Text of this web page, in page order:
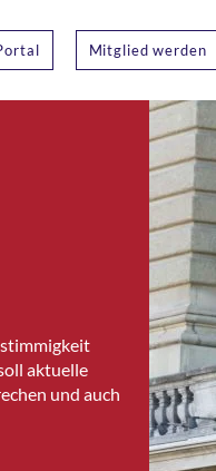
Mitglied werden
aktuelle
und auch